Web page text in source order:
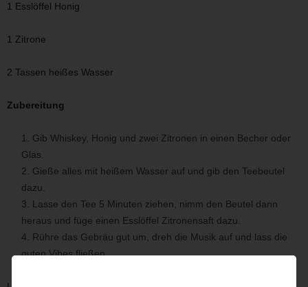
1 Esslöffel Honig
1 Zitrone
2 Tassen heißes Wasser
Zubereitung
Gib Whiskey, Honig und zwei Zitronen in einen Becher oder
Glas.
Gieße alles mit heißem Wasser auf und gib den Teebeutel
dazu.
Lasse den Tee 5 Minuten ziehen, nimm den Beutel dann
heraus und füge einen Esslöffel Zitronensaft dazu.
Rühre das Gebräu gut um, dreh die Musik auf und lass die
guten Vibes fließen.